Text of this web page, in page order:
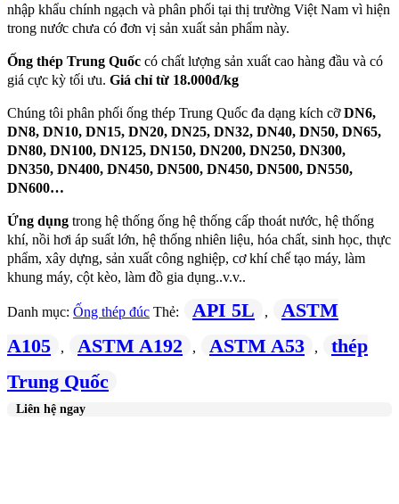
nhập khẩu chính ngạch và phân phối tại thị trường Việt Nam vì hiện
trong nước chưa có đơn vị sản xuất sản phẩm này.
Ống thép Trung Quốc có chất lượng sản xuất cao hàng đầu và có
giá cực kỳ tối ưu. Giá chỉ từ 18.000đ/kg
Chúng tôi phân phối ống thép Trung Quốc đa dạng kích cỡDN6,
DN8, DN10, DN15, DN20, DN25, DN32, DN40, DN50, DN65,
DN80, DN100, DN125, DN150, DN200, DN250, DN300,
DN350, DN400, DN450, DN500, DN450, DN500, DN550,
DN600…
Ứng dụng trong hệ thống ống hệ thống cấp thoát nước, hệ thống
khí, nồi hơi áp suất lớn, hệ thống nhiên liệu, hóa chất, sinh học, thực
phẩm, xây dựng, sản xuất công nghiệp, cơ khí chế tạo máy, làm
khung máy, cột kèo, làm đồ gia dụng..v.v..
Danh mục: Ống thép đúc Thẻ: API 5L ,
ASTM
A105
, ASTM A192 , ASTM A53 ,
thép
Trung Quốc
Liên hệ ngay